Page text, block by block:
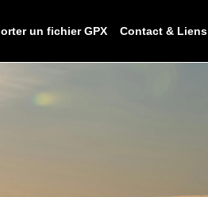
un fichier GPX Contact & Liens